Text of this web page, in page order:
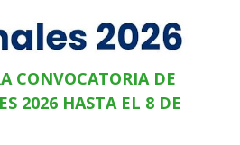
CONVOCATORIA DE
2026 HASTA EL 8 DE